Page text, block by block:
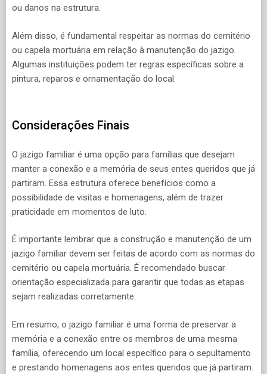
ou danos na estrutura.
Além disso, é fundamental respeitar as normas do cemitério
ou capela mortuária em relação à manutenção do jazigo.
Algumas instituições podem ter regras específicas sobre a
pintura, reparos e ornamentação do local.
Considerações Finais
O jazigo familiar é uma opção para famílias que desejam
manter a conexão e a memória de seus entes queridos que já
partiram. Essa estrutura oferece benefícios como a
possibilidade de visitas e homenagens, além de trazer
praticidade em momentos de luto.
É importante lembrar que a construção e manutenção de um
jazigo familiar devem ser feitas de acordo com as normas do
cemitério ou capela mortuária. É recomendado buscar
orientação especializada para garantir que todas as etapas
sejam realizadas corretamente.
Em resumo, o jazigo familiar é uma forma de preservar a
memória e a conexão entre os membros de uma mesma
família, oferecendo um local específico para o sepultamento
e prestando homenagens aos entes queridos que já partiram.